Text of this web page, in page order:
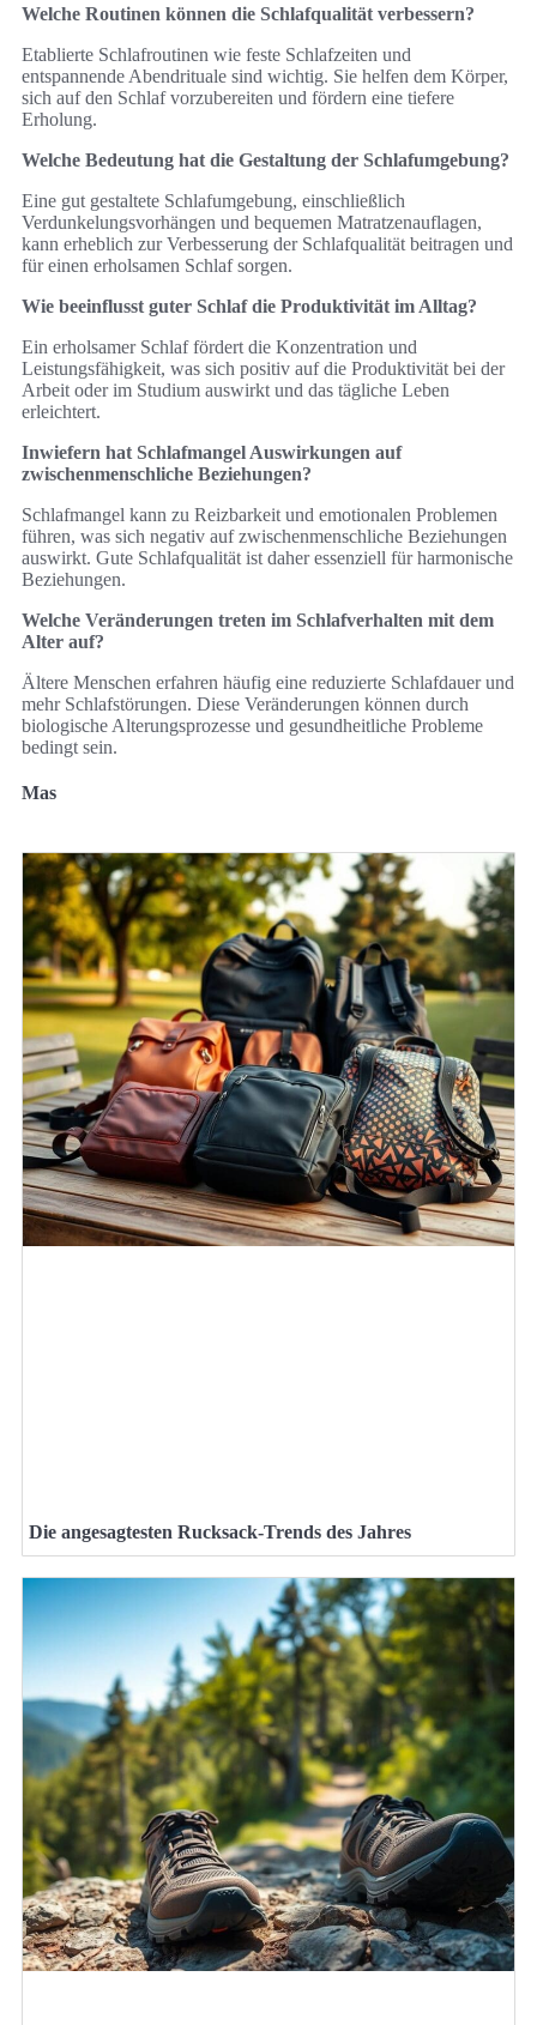
Welche Routinen können die Schlafqualität verbessern?
Etablierte Schlafroutinen wie feste Schlafzeiten und
entspannende Abendrituale sind wichtig. Sie helfen dem Körper,
sich auf den Schlaf vorzubereiten und fördern eine tiefere
Erholung.
Welche Bedeutung hat die Gestaltung der Schlafumgebung?
Eine gut gestaltete Schlafumgebung, einschließlich
Verdunkelungsvorhängen und bequemen Matratzenauflagen,
kann erheblich zur Verbesserung der Schlafqualität beitragen und
für einen erholsamen Schlaf sorgen.
Wie beeinflusst guter Schlaf die Produktivität im Alltag?
Ein erholsamer Schlaf fördert die Konzentration und
Leistungsfähigkeit, was sich positiv auf die Produktivität bei der
Arbeit oder im Studium auswirkt und das tägliche Leben
erleichtert.
Inwiefern hat Schlafmangel Auswirkungen auf
zwischenmenschliche Beziehungen?
Schlafmangel kann zu Reizbarkeit und emotionalen Problemen
führen, was sich negativ auf zwischenmenschliche Beziehungen
auswirkt. Gute Schlafqualität ist daher essenziell für harmonische
Beziehungen.
Welche Veränderungen treten im Schlafverhalten mit dem
Alter auf?
Ältere Menschen erfahren häufig eine reduzierte Schlafdauer und
mehr Schlafstörungen. Diese Veränderungen können durch
biologische Alterungsprozesse und gesundheitliche Probleme
bedingt sein.
Mas
Die angesagtesten Rucksack-Trends des Jahres